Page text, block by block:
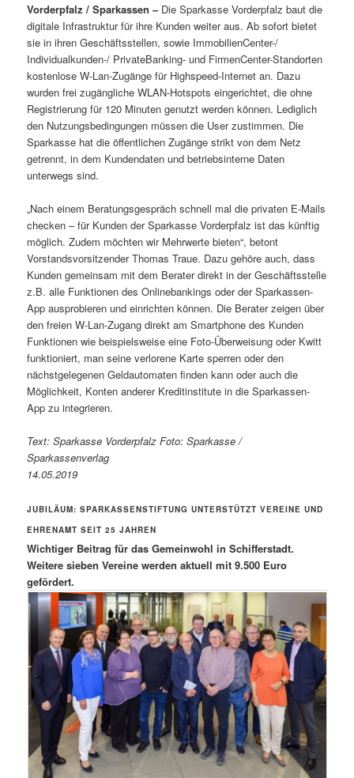
Vorderpfalz / Sparkassen –Die Sparkasse Vorderpfalz baut die
digitale Infrastruktur für ihre Kunden weiter aus. Ab sofort bietet
sie in ihren Geschäftsstellen, sowie ImmobilienCenter-/
Individualkunden-/ PrivateBanking- und FirmenCenter-Standorten
kostenlose W-Lan-Zugänge für Highspeed-Internet an. Dazu
wurden frei zugängliche WLAN-Hotspots eingerichtet, die ohne
Registrierung für 120 Minuten genutzt werden können. Lediglich
den Nutzungsbedingungen müssen die User zustimmen. Die
Sparkasse hat die öffentlichen Zugänge strikt von dem Netz
getrennt, in dem Kundendaten und betriebsinterne Daten
unterwegs sind.
„Nach einem Beratungsgespräch schnell mal die privaten E-Mails
checken – für Kunden der Sparkasse Vorderpfalz ist das künftig
möglich. Zudem möchten wir Mehrwerte bieten“, betont
Vorstandsvorsitzender Thomas Traue. Dazu gehöre auch, dass
Kunden gemeinsam mit dem Berater direkt in der Geschäftsstelle
z.B. alle Funktionen des Onlinebankings oder der Sparkassen-
App ausprobieren und einrichten können. Die Berater zeigen über
den freien W-Lan-Zugang direkt am Smartphone des Kunden
Funktionen wie beispielsweise eine Foto-Überweisung oder Kwitt
funktioniert, man seine verlorene Karte sperren oder den
nächstgelegenen Geldautomaten finden kann oder auch die
Möglichkeit, Konten anderer Kreditinstitute in die Sparkassen-
App zu integrieren.
Text: Sparkasse Vorderpfalz Foto: Sparkasse /
Sparkassenverlag
14.05.2019
JUBILÄUM: SPARKASSENSTIFTUNG UNTERSTÜTZT VEREINE UND
EHRENAMT SEIT 25 JAHREN
Wichtiger Beitrag für das Gemeinwohl in Schifferstadt.
Weitere sieben Vereine werden aktuell mit 9.500 Euro
gefördert.